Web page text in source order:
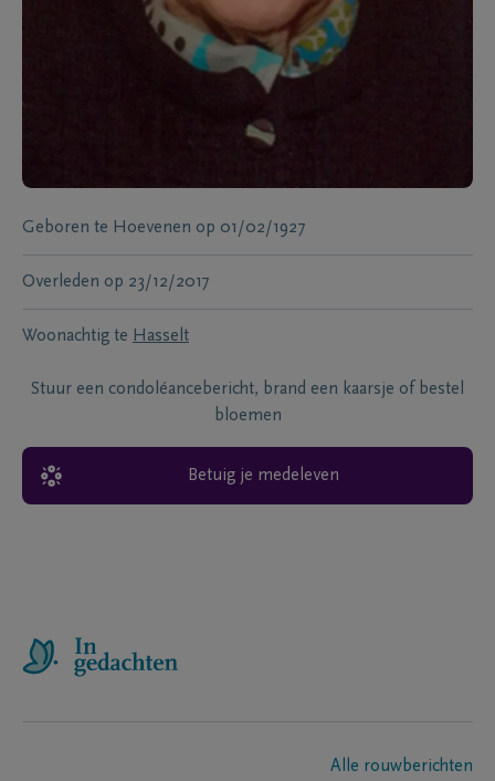
Geboren te Hoevenen op 01/02/1927
Overleden op 23/12/2017
Woonachtig te Hasselt
Stuur een condoléancebericht, brand een kaarsje of bestel
bloemen
Betuig je medeleven
Alle rouwberichten